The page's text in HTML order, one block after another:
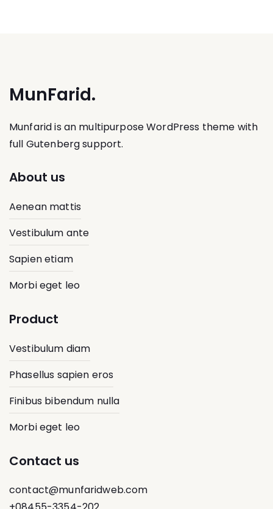
MunFarid.
Munfarid is an multipurpose WordPress theme with
full Gutenberg support.
About us
Aenean mattis
Vestibulum ante
Sapien etiam
Morbi eget leo
Product
Vestibulum diam
Phasellus sapien eros
Finibus bibendum nulla
Morbi eget leo
Contact us
contact@munfaridweb.com